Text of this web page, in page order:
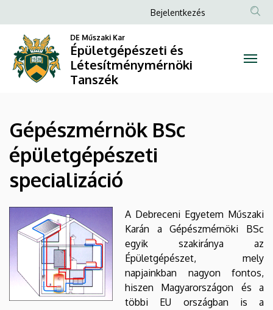
BSc
épületgépészeti
specializáció
Épületgépészeti
és
Létesítménymérnöki
Tanszék
a
tartalomra
Anonim
fiók
menüje
Bejelentkezés
DE Műszaki Kar
Épületgépészeti és
Létesítménymérnöki
Tanszék
Gépészmérnök BSc
épületgépészeti
specializáció
A Debreceni Egyetem Műszaki
Karán a Gépészmérnöki BSc
egyik szakiránya az
Épületgépészet, mely
napjainkban nagyon fontos,
hiszen Magyarországon és a
többi EU országban is a